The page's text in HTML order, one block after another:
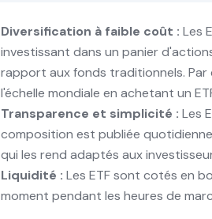
Diversification à faible coût : Les
investissant dans un panier
rapport aux fonds traditionnels. Par
l'échelle mondiale en achetant un
Transparence et simplicité : Les
composition est publiée
qui les rend adaptés aux
Liquidité : Les ETF sont cotés en
moment pendant les heures de